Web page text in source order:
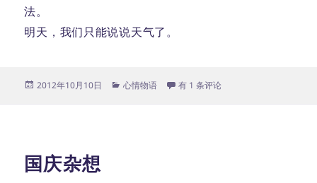
法。
明天，我们只能说说天气了。
发
2012年10月10日
分
心情物语 责备
有 1 条评论
国庆杂想